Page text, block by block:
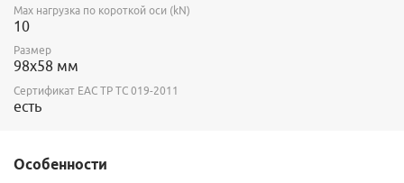
Max нагрузка по короткой оси (kN)
10
Размер
98х58 мм
Сертификат ЕАС ТР ТС 019-2011
есть
Особенности